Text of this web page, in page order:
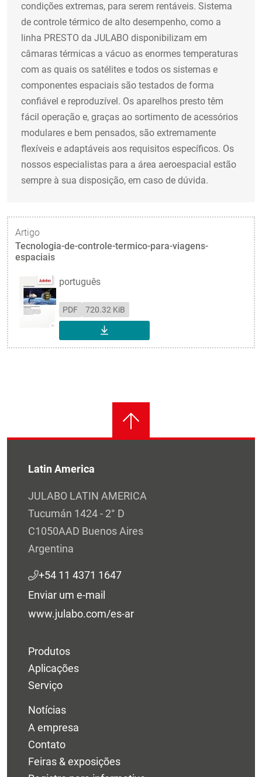
condições extremas, para serem rentáveis. Sistema
de controle térmico de alto desempenho, como a
linha PRESTO da JULABO disponibilizam em
câmaras térmicas a vácuo as enormes temperaturas
com as quais os satélites e todos os sistemas e
componentes espaciais são testados de forma
confiável e reproduzível. Os aparelhos presto têm
fácil operação e, graças ao sortimento de acessórios
modulares e bem pensados, são extremamente
flexíveis e adaptáveis aos requisitos específicos. Os
nossos especialistas para a área aeroespacial estão
sempre à sua disposição, em caso de dúvida.
Artigo
Tecnologia-de-controle-termico-para-viagens-
espaciais
português
PDF 720.32 KiB
DOWNLOAD
Latin America
JULABO LATIN AMERICA
Tucumán 1424 - 2° D
C1050AAD Buenos Aires
Argentina
+54 11 4371 1647
Enviar um e-mail
www.julabo.com/es-ar
Produtos
Aplicações
Serviço
Notícias
A empresa
Contato
Feiras & exposições